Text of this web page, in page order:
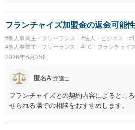
ば回収できないリスクがあることに留意
すので、お住まいの地域の市役所での法
フランチャイズ加盟金の返金可能
#個人事業主・フリーランス #法人・ビジネス
#個人事業主・フリーランス
#FC・フランチャイ
2026年6月25日
匿名A 弁護士
フランチャイズとの契約内容によるとこ
せられる場での相談をおすすめします。